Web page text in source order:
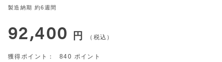
製造納期 約6週間
92,400 税込
840